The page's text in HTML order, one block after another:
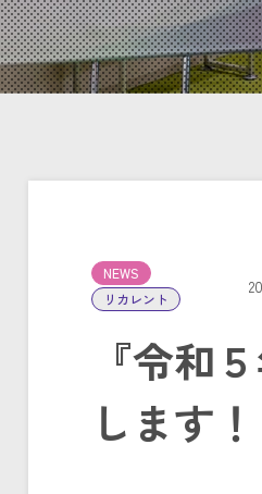
NEWS
リカレント
『令和
します